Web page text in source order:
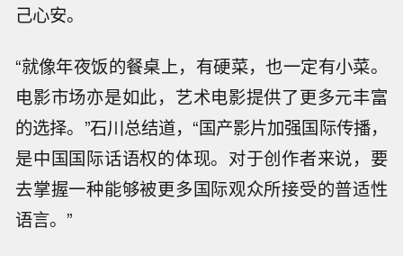
己心安。
“就像年夜饭的餐桌上，有硬菜，也一定有小菜。
电影市场亦是如此，艺术电影提供了更多元丰富
的选择。”石川总结道，“国产影片加强国际传播，
是中国国际话语权的体现。对于创作者来说，要
去掌握一种能够被更多国际观众所接受的普适性
语言。”